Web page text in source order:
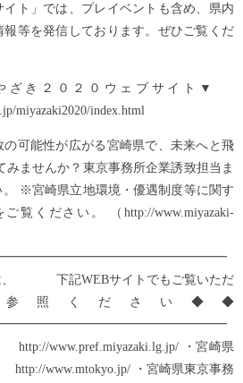
ト」では、プレイベントも含め、県内
等を発信しております。ぜひご覧くだ
ざき２０２０ウェブサイト▼
miyazaki2020/index.html
可能性が広がる宮崎県で、未来へと飛
ませんか？東京事務所企業誘致担当ま
。 ※宮崎県立地環境・優遇制度等に関す
覧ください。 （http://www.miyazaki-
、 下記WEBサイトでもご覧いただ
参照ください◆◆
www.pref.miyazaki.lg.jp/ ・宮崎県
www.mtokyo.jp/ ・宮崎県東京事務